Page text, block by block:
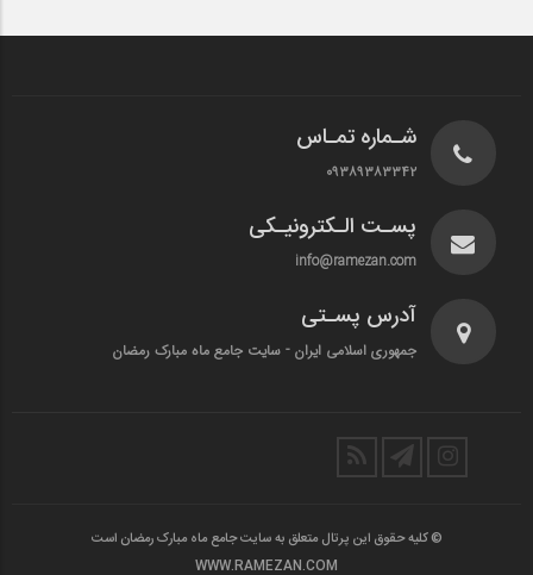
شـماره تمـاس
۰۹۳۸۹۳۸۳۳۴۲
پسـت الـکترونیـکی
info@ramezan.com
آدرس پسـتی
جمهوری اسلامی ایران - سایت جامع ماه مبارک رمضان
© کلیه حقوق این پرتال متعلق به سایت جامع ماه مبارک رمضان است
WWW.RAMEZAN.COM